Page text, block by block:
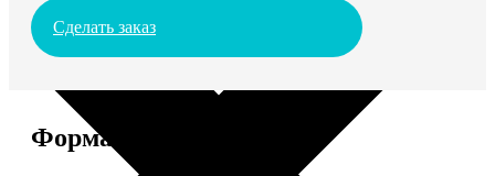
Сделать заказ
Форматы и цены